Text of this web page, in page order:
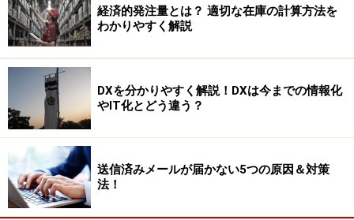
経済的発注量とは？ 適切な在庫の計算方法を
わかりやすく解説
DXを分かりやすく解説！DXは今までの情報化
やIT化とどう違う？
送信済みメールが届かない5つの原因＆対策
法！